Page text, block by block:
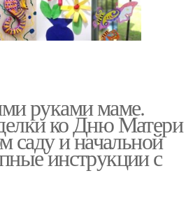
руками маме.
ко Дню Матери
саду и начальной
инструкции с